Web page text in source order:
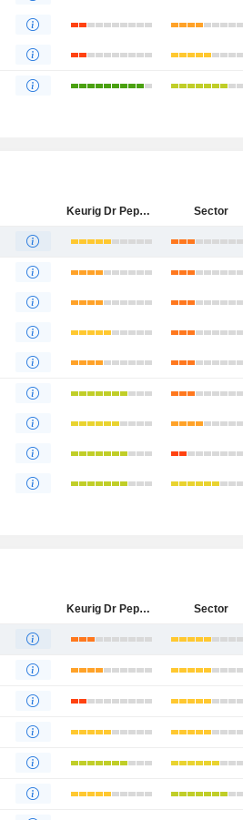
Keurig Dr Pepper Inc. Sector
Keurig Dr Pepper Inc. Sector